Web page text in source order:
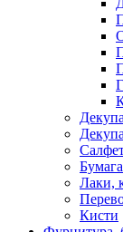
Лаки,
Кисти